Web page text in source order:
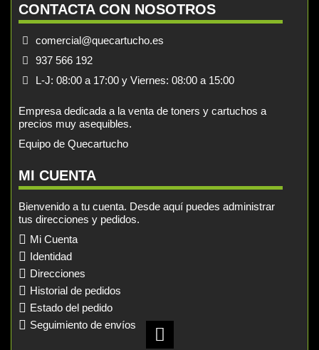
CONTACTA CON NOSOTROS
comercial@quecartucho.es
937 566 192
L-J: 08:00 a 17:00 y Viernes: 08:00 a 15:00
Empresa dedicada a la venta de toners y cartuchos a
precios muy asequibles.
Equipo de Quecartucho
MI CUENTA
Bienvenido a tu cuenta. Desde aquí puedes administrar
tus direcciones y pedidos.
Mi Cuenta
Identidad
Direcciones
Historial de pedidos
Estado del pedido
Seguimiento de envíos